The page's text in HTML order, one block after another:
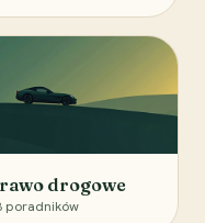
drogowe
poradników